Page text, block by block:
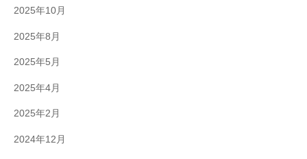
2025年10月
2025年8月
2025年5月
2025年4月
2025年2月
2024年12月